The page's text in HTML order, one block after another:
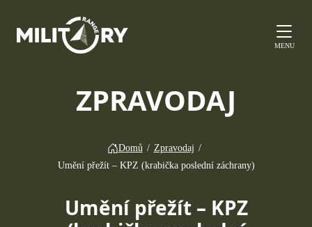
MENU
ZPRAVODAJ
Domů / Zpravodaj /
Umění přežít – KPZ (krabička poslední záchrany)
Umění přežít – KPZ